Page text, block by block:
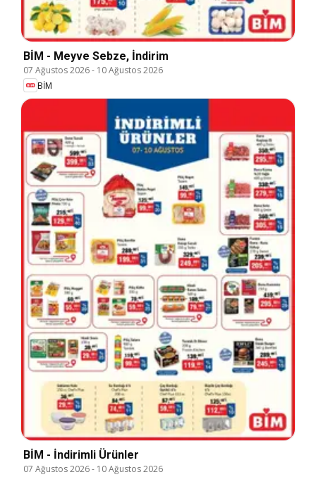
BİM - Meyve Sebze, İndirim
07 Ağustos 2026- 10 Ağustos 2026
BİM
BİM - İndirimli Ürünler
07 Ağustos 2026- 10 Ağustos 2026